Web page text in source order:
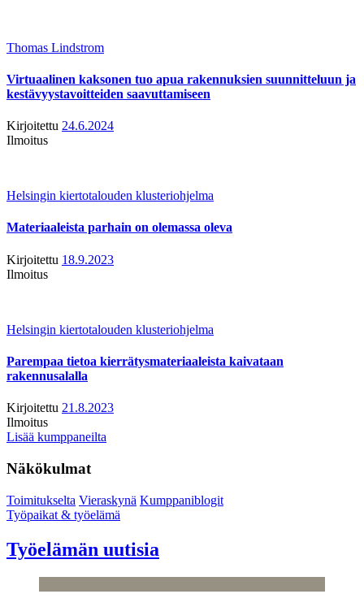
Thomas Lindstrom
Virtuaalinen kaksonen tuo apua rakennuksien suunnitteluun ja
kestävyystavoitteiden saavuttamiseen
Kirjoitettu 24.6.2024
Ilmoitus
Helsingin kiertotalouden klusteriohjelma
Materiaaleista parhain on olemassa oleva
Kirjoitettu 18.9.2023
Ilmoitus
Helsingin kiertotalouden klusteriohjelma
Parempaa tietoa kierrätysmateriaaleista kaivataan
rakennusalalla
Kirjoitettu 21.8.2023
Ilmoitus
Lisää kumppaneilta
Näkökulmat
Toimitukselta Vieraskynä Kumppaniblogit
Työpaikat & työelämä
Työelämän uutisia